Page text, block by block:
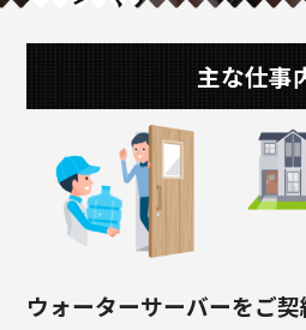
主な仕事
ウォーターサーバーをご